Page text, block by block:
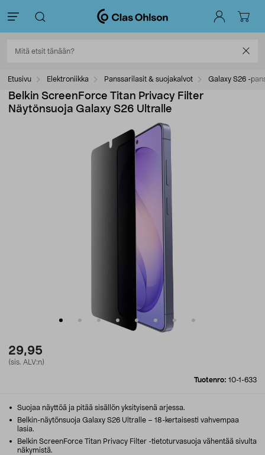
Etusivu Elektroniikka Panssarilasit & suojakalvot Galaxy S26 -
Belkin ScreenForce Titan Privacy Filter
Näytönsuoja Galaxy S26 Ultralle
29,95
(sis. ALV:n)
Tuotenro: 10-1-633
Suojaa näyttöä ja pitää sisällön yksityisenä arjessa.
Belkin-näytönsuoja Galaxy S26 Ultralle – 18-kertaisesti vahvempaa
lasia.
Belkin ScreenForce Titan Privacy Filter -tietoturvasuoja vähentää sivulta
näkymistä.